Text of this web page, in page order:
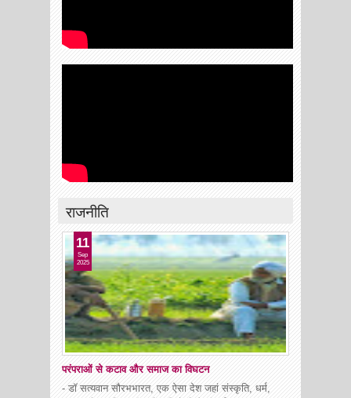
राजनीति
परंपराओं से कटाव और समाज का विघटन
11
Sep
2025
- डॉ सत्यवान सौरभभारत, एक ऐसा देश जहां संस्कृति, धर्म,